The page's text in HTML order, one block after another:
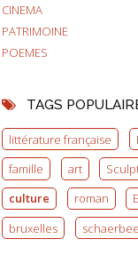
CINEMA
PATRIMOINE
POEMES
TAGS
littérature française
famille
art
culture
roman
bruxelles